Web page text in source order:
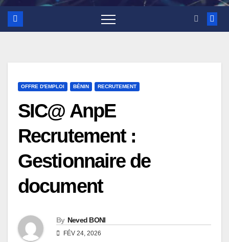
OFFRE D'EMPLOI BÉNIN RECRUTEMENT
SIC@ AnpE
Recrutement :
Gestionnaire de
document
By Neved BONI
FÉV 24, 2026